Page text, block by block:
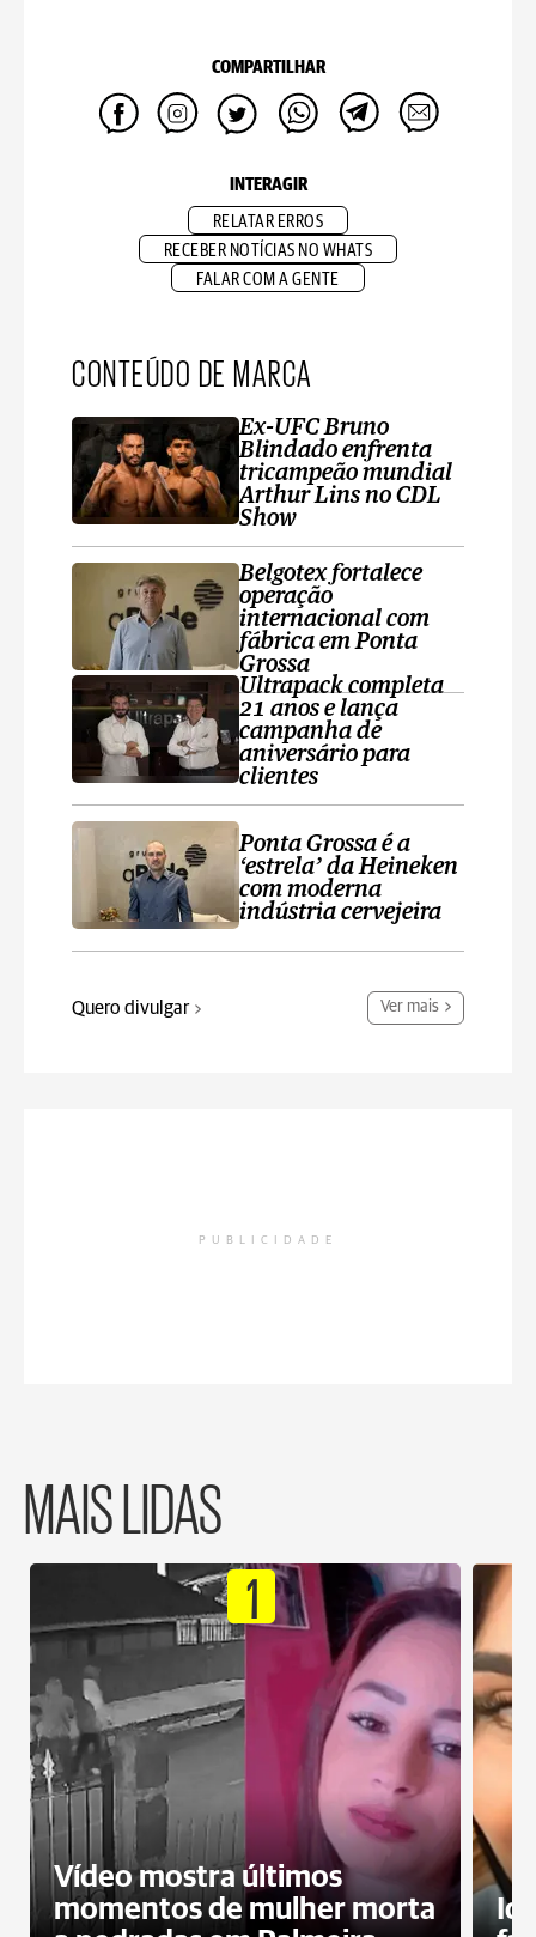
COMPARTILHAR
INTERAGIR
RELATAR ERROS
RECEBER NOTÍCIAS NO WHATS
FALAR COM A GENTE
CONTEÚDO DE MARCA
Ex-UFC Bruno
Blindado enfrenta
tricampeão mundial
Arthur Lins no CDL
Show
Belgotex fortalece
operação
internacional com
fábrica em Ponta
Grossa
Ultrapack completa
21 anos e lança
campanha de
aniversário para
clientes
Ponta Grossa é a
‘estrela’ da Heineken
com moderna
indústria cervejeira
Quero divulgar Ver mais
PUBLICIDADE
MAIS LIDAS
1
Vídeo mostra últimos
momentos de mulher morta